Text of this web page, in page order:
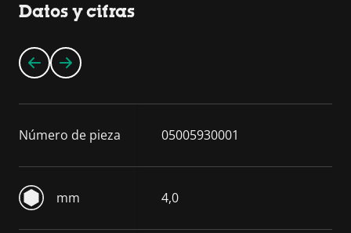
Datos y cifras
Número de pieza 05005930001
mm 4,0